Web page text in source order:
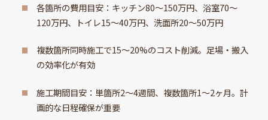
各箇所の費用目安：キッチン80～150万円、浴室70～
120万円、トイレ15～40万円、洗面所20～50万円
複数箇所同時施工で15～20%のコスト削減。足場・搬入
の効率化が有効
施工期間目安：単箇所2～4週間、複数箇所1～2ヶ月。計
画的な日程確保が重要